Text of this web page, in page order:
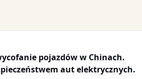
pojazdów w Chinach.
aut elektrycznych.